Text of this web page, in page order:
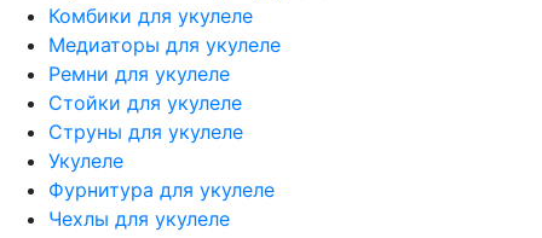
Комбики для укулеле
Медиаторы для укулеле
Ремни для укулеле
Стойки для укулеле
Струны для укулеле
Укулеле
Фурнитура для укулеле
Чехлы для укулеле